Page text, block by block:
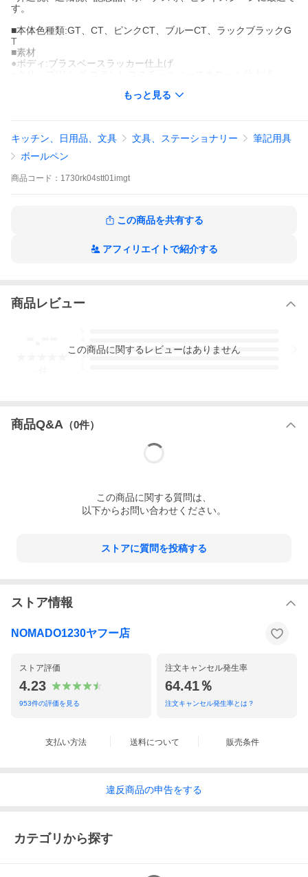
す。
■本体色種類:GT、CT、ピンクCT、ブルーCT、ラックブラックG
T
■素材
●ボディ:ブラスベースラッカー仕上げ
●カフス:たて15mm、よこ15mm、厚み180mm
トに最適です。
一つ一つ手作りであなただけのオリジナル商品です。
■ONO (オーエヌオー) ギフトセット
■プレゼント、ギフト、記念品、お祝い、贈り物に
■ホワイトデー、父の日、クリスマス、誕生日などの男性へ。
※ご注文商品を出荷するまでのお
もっと見る
キッチン、日用品、文具 文具、ステーショナリー
筆記用具
ボールペン
商品 コード： 1730rk04stt01imgt
この商品を共有する
アフィリエイトで紹介する
商品レビュー
3
この商品に関するレビューはありません
商品Q&A （0件）
この商品に関する質問は、
以下からお問い合わせください。
ストアに質問を投稿する
ストア情報
NOMADO1230ヤフー店
ストア評価
4.23
953件の評価を見る
注文キャンセル発生率
64.41％
注文キャンセル発生率とは？
支払い方法 送料について 販売条件
違反商品の申告をする
カテゴリから探す